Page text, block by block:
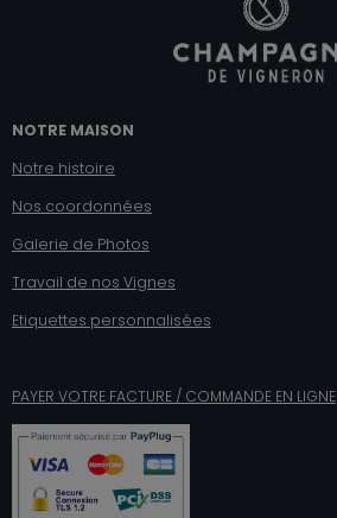
NOTRE MAISON
Notre histoire
Nos coordonnées
Galerie de Photos
Travail de nos Vignes
Etiquettes personnalisées
PAYER VOTRE FACTURE / COMMANDE EN LIGNE